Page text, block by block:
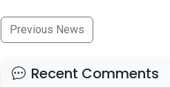
Previous News
Recent Comments